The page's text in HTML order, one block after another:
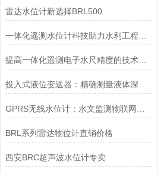
雷达水位计新选择BRL500
提高一体化遥测电子水尺精度的技术方法
BRL系列雷达物位计直销价格
西安BRC超声波水位计专卖